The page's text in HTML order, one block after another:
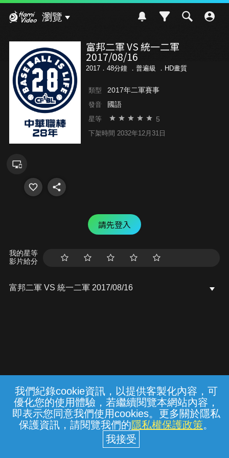
我們紀錄cookie資訊，以提供客製化內容，可
優化您的使用體驗，若繼續閱覽本網站內容，
即表示您同意我們使用cookies。更多關於隱私
保護資訊，請閱覽我們的隱私權保護政策。
瀏覽
富邦二軍 VS 統一二軍
2017/08/16
2017．48分鐘 ． 普遍級 ．HD畫質
類型 2017年二軍賽事
發音 國語
星等 5
下架時間 2032年12月31日
請先登入
我的星等
影片給分
富邦二軍 VS 統一二軍 2017/08/16
常見問題 線上客服 服務條款 隱私權保護
中華電信股份有限公司個人家庭分公司
(統一編號：96979949) © 2026
{{notifyMsg}}